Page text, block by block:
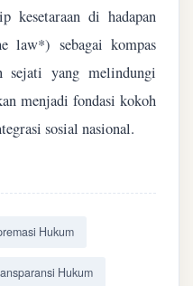
kesetaraan di hadapan
law*) sebagai kompas
sejati yang melindungi
menjadi fondasi kokoh
sosial nasional.
Hukum
Hukum